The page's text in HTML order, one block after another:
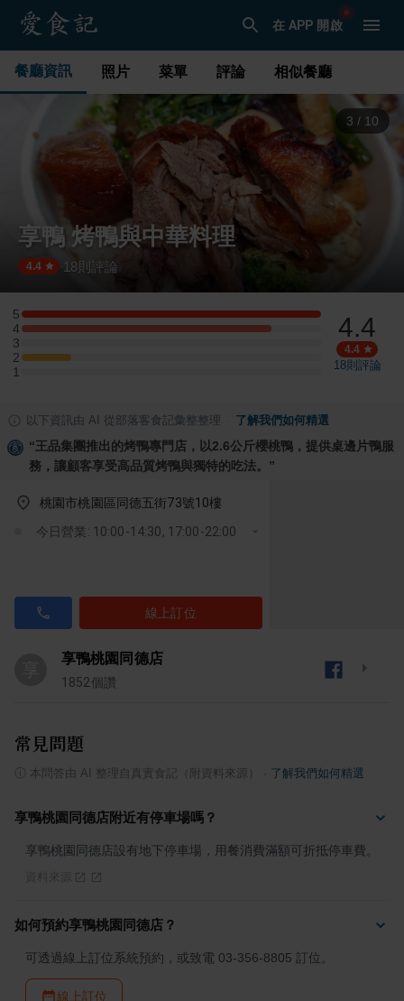
在 APP 開啟
餐廳資訊 照片 菜單 評論 相似餐廳
3 / 10
享鴨 烤鴨與中華料理
4.4 18則評論
5
5 星：6 則評論
4
4 星：5 則評論
3
3 星：0 則評論
2
2 星：1 則評論
1
1 星：0 則評論
4.4
4.4
18則評論
以下資訊由 AI 從部落客食記彙整整理 了解我們如何精選
“王品集團推出的烤鴨專門店，以2.6公斤櫻桃鴨，提供桌邊片鴨服
務，讓顧客享受高品質烤鴨與獨特的吃法。 ”
桃園市桃園區同德五街73號10樓
今日營業: 10:00-14:30, 17:00-22:00
線上訂位
享鴨桃園同德店
1852個讚
常見問題
本問答由 AI 整理自真實食記（附資料來源） 了解我們如何精選
享鴨桃園同德店附近有停車場嗎？
享鴨桃園同德店設有地下停車場，用餐消費滿額可折抵停車費。
如何預約享鴨桃園同德店？
可透過線上訂位系統預約，或致電 03-356-8805 訂位。
線上訂位